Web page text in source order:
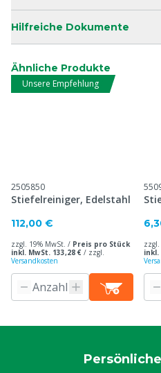
Hilfreiche Dokumente
Ähnliche Produkte
Unsere Empfehlung
2505850
Stiefelreiniger, Edelstahl
112,00 €
zzgl. 19% MwSt. / Preis pro Stück
inkl. MwSt. 133,28 € / zzgl.
Versandkosten
inkl.